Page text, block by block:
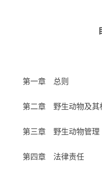
第一章 总则
第二章 野生动物及其
第三章 野生动物管理
第四章 法律责任